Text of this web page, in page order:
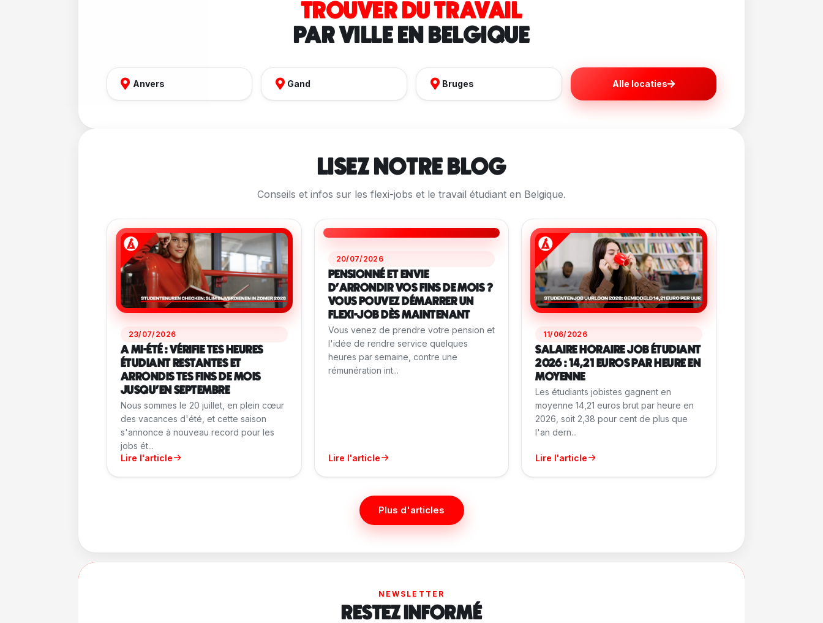
TROUVER DU TRAVAIL
PAR VILLE EN BELGIQUE
Anvers Gand Bruges Alle locaties
LISEZ NOTRE BLOG
Conseils et infos sur les flexi-jobs et le travail étudiant en Belgique.
23/07/2026
A MI-ÉTÉ : VÉRIFIE TES HEURES
ÉTUDIANT RESTANTES ET
ARRONDIS TES FINS DE MOIS
JUSQU'EN SEPTEMBRE
Nous sommes le 20 juillet, en plein cœur
des vacances d'été, et cette saison
s'annonce à nouveau record pour les
jobs ét...
Lire l'article
20/07/2026
PENSIONNÉ ET ENVIE
D'ARRONDIR VOS FINS DE MOIS ?
VOUS POUVEZ DÉMARRER UN
FLEXI-JOB DÈS MAINTENANT
Vous venez de prendre votre pension et
l'idée de rendre service quelques
heures par semaine, contre une
rémunération int...
Lire l'article
11/06/2026
SALAIRE HORAIRE JOB ÉTUDIANT
2026 : 14,21 EUROS PAR HEURE EN
MOYENNE
Les étudiants jobistes gagnent en
moyenne 14,21 euros brut par heure en
2026, soit 2,38 pour cent de plus que
l'an dern...
Lire l'article
Plus d'articles
NEWSLETTER
RESTEZ INFORMÉ